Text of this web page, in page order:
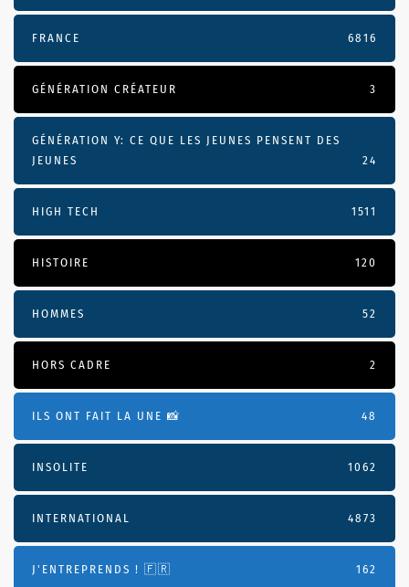
FRANCE 6816
GÉNÉRATION CRÉATEUR 3
GÉNÉRATION Y: CE QUE LES JEUNES PENSENT DES
JEUNES
24
HIGH TECH 1511
HISTOIRE 120
HOMMES 52
HORS CADRE 2
ILS ONT FAIT LA UNE 📸 48
INSOLITE 1062
INTERNATIONAL 4873
J'ENTREPRENDS ! 🇫🇷 162